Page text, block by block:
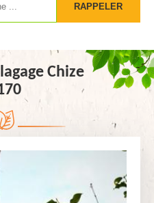
Chize